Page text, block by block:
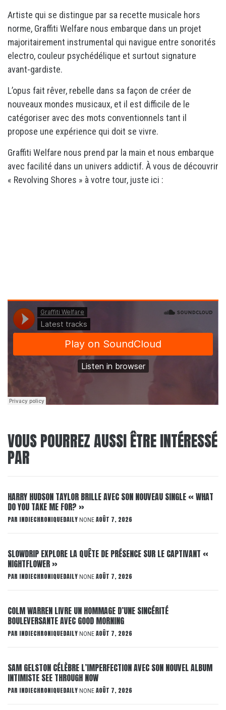
Artiste qui se distingue par sa recette musicale hors
norme, Graffiti Welfare nous embarque dans un projet
majoritairement instrumental qui navigue entre sonorités
electro, couleur psychédélique et surtout signature
avant-gardiste.
L’opus fait rêver, rebelle dans sa façon de créer de
nouveaux mondes musicaux, et il est difficile de le
catégoriser avec des mots conventionnels tant il
propose une expérience qui doit se vivre.
Graffiti Welfare nous prend par la main et nous embarque
avec facilité dans un univers addictif. À vous de découvrir
« Revolving Shores » à votre tour, juste ici :
VOUS POURREZ AUSSI ÊTRE INTÉRESSÉ
PAR
HARRY HUDSON TAYLOR BRILLE AVEC SON NOUVEAU SINGLE « WHAT
DO YOU TAKE ME FOR? »
PAR INDIECHRONIQUEDAILY NONE AOÛT 7, 2026
SLOWDRIP EXPLORE LA QUÊTE DE PRÉSENCE SUR LE CAPTIVANT «
NIGHTFLOWER »
PAR INDIECHRONIQUEDAILY NONE AOÛT 7, 2026
COLM WARREN LIVRE UN HOMMAGE D’UNE SINCÉRITÉ
BOULEVERSANTE AVEC GOOD MORNING
PAR INDIECHRONIQUEDAILY NONE AOÛT 7, 2026
SAM GELSTON CÉLÈBRE L’IMPERFECTION AVEC SON NOUVEL ALBUM
INTIMISTE SEE THROUGH NOW
PAR INDIECHRONIQUEDAILY NONE AOÛT 7, 2026